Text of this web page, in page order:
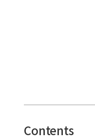
Contents